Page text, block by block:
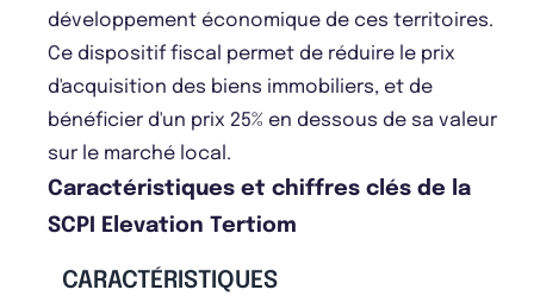
développement économique de ces territoires.
Ce dispositif fiscal permet de réduire le prix
d'acquisition des biens immobiliers, et de
bénéficier d'un prix 25% en dessous de sa valeur
sur le marché local.
Caractéristiques et chiffres clés de la
SCPI Elevation Tertiom
CARACTÉRISTIQUES